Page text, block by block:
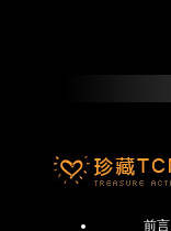
前言